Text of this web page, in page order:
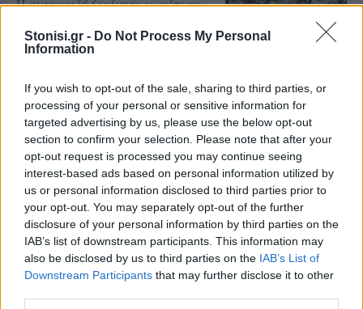
Stonisi.gr - Do Not Process My Personal
Information
If you wish to opt-out of the sale, sharing to third parties, or
processing of your personal or sensitive information for
targeted advertising by us, please use the below opt-out
section to confirm your selection. Please note that after your
opt-out request is processed you may continue seeing
interest-based ads based on personal information utilized by
us or personal information disclosed to third parties prior to
your opt-out. You may separately opt-out of the further
disclosure of your personal information by third parties on the
IAB’s list of downstream participants. This information may
also be disclosed by us to third parties on the IAB’s List of
Downstream Participants that may further disclose it to other
πλούσια παραγωγή αναδεικνύει
ξανά ένα προϊόν δεμένο με την
ιστορία, την οικονομία και τις
ΤΑΞΙΔΙΑ
Βόλτα στην Κουρνέλα!
Ένας από τους αγαπημένους
προορισμούς για τους λάτρεις της
φύσης και για όσους θέλουν να
γνωρίσουν το νησί από
περιπατητικές διαδρομές
Έσβησε ένα ξεχωριστό κομμάτι
της ιστορίας του Πολιχνίτου
Θλίψη για την απώλεια του